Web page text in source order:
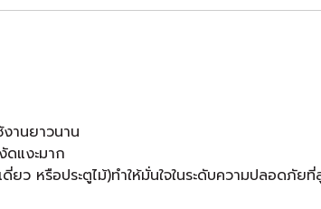
านยาวนาน
แงะมาก
ดี่ยว หรือประตูไม้)ทำให้มั่นใจในระดับความปลอด